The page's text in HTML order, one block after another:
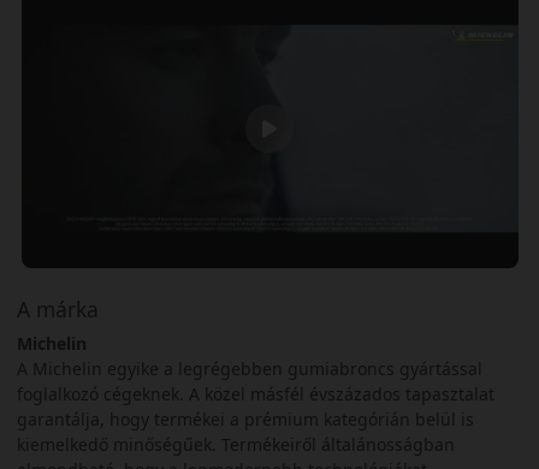
A márka
Michelin
A Michelin egyike a legrégebben gumiabroncs gyártással
foglalkozó cégeknek. A közel másfél évszázados tapasztalat
garantálja, hogy termékei a prémium kategórián belül is
kiemelkedő minőségűek. Termékeiről általánosságban